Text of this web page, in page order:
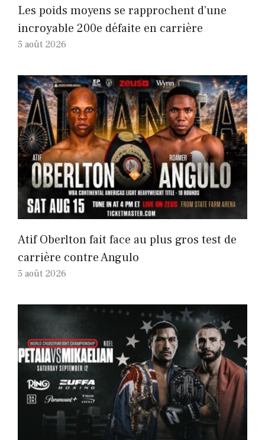
Les poids moyens se rapprochent d’une
incroyable 200e défaite en carrière
5 août 2026
Atif Oberlton fait face au plus gros test de
carrière contre Angulo
5 août 2026